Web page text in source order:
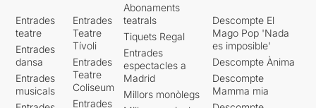
Entrades
teatre
Entrades
dansa
Entrades
musicals
Entrades
Teatre
Tívoli
Entrades
Teatre
Coliseum
Entrades
Abonaments
teatrals
Tiquets Regal
Entrades
espectacles a
Madrid
Millors monòlegs
Descompte El
Mago Pop 'Nada
es imposible'
Descompte Ànima
Descompte
Mamma mia